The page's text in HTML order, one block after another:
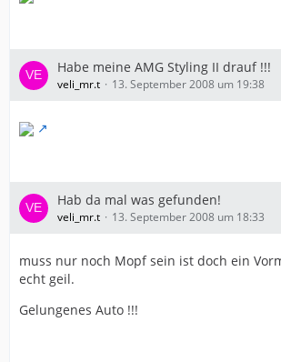
Habe meine AMG Styling II drauf !!!
veli_mr.t 13. September 2008 um 19:38
Hab da mal was gefunden!
veli_mr.t 13. September 2008 um 18:33
muss nur noch Mopf sein ist doch ein
echt geil.
Gelungenes Auto !!!